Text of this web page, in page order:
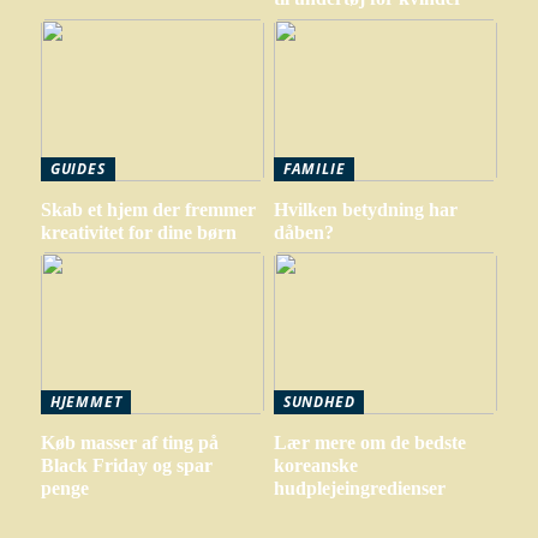
GUIDES
Skab et hjem der fremmer
kreativitet for dine børn
FAMILIE
Hvilken betydning har
dåben?
HJEMMET
Køb masser af ting på
Black Friday og spar
penge
SUNDHED
Lær mere om de bedste
koreanske
hudplejeingredienser